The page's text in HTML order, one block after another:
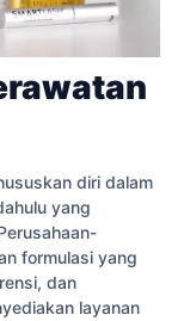
diri dalam
yang
formulasi yang
dan
layanan